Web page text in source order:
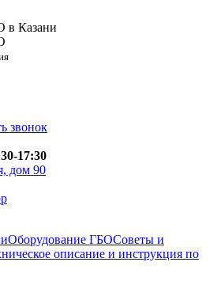
в Казани
звонок
17:30
дом 90
Оборудование ГБОСоветы и
описание и инструкция по